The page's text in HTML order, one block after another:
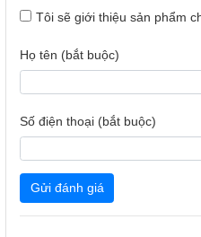
Tôi sẽ giới thiệu sản phẩm
Họ tên (bắt buộc)
Số điện thoại (bắt buộc)
Gửi đánh giá